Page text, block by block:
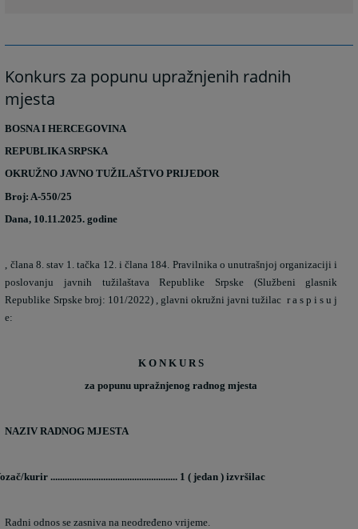
Konkurs za popunu upražnjenih radnih
mjesta
BOSNA I HERCEGOVINA
REPUBLIKA SRPSKA
OKRUŽNO JAVNO TUŽILAŠTVO PRIJEDOR
Broj: A-550/25
Dana, 10.11.2025. godine
, člana 8. stav 1. tačka 12. i člana 184. Pravilnika o unutrašnjoj organizaciji i
poslovanju javnih tužilaštava Republike Srpske (Službeni glasnik
Republike Srpske broj: 101/2022) , glavni okružni javni tužilac r a s p i s u j
e:
K O N K U R S
za popunu upražnjenog radnog mjesta
NAZIV RADNOG MJESTA
kurir ..................................................... 1 ( jedan ) izvršilac
Radni odnos se zasniva na neodređeno vrijeme.